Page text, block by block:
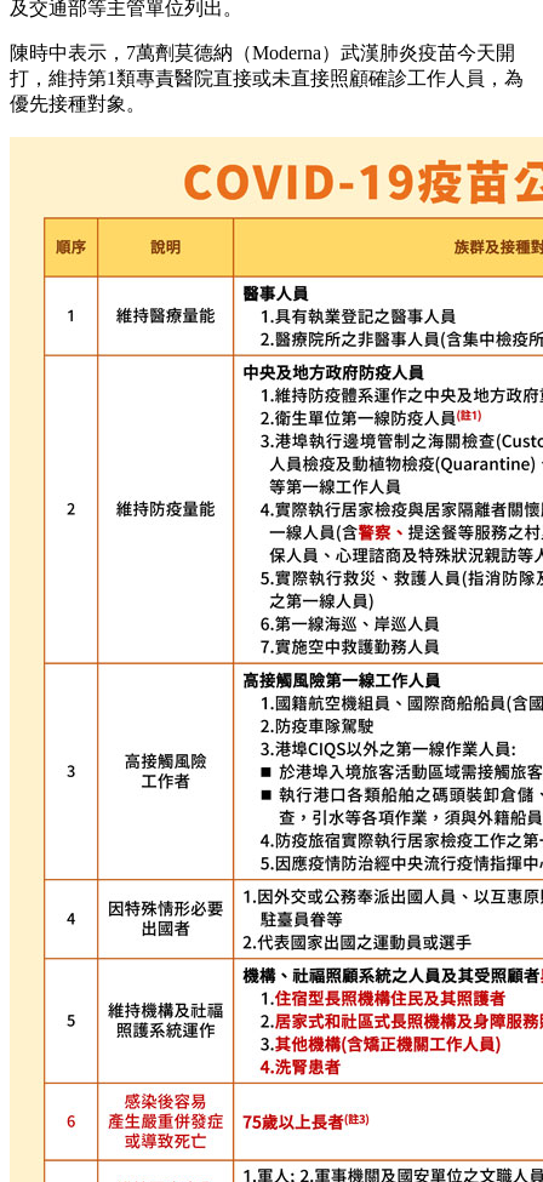
及交通部等主管單位列出。
陳時中表示，7萬劑莫德納（Moderna）武漢肺炎疫苗今天開
打，維持第1類專責醫院直接或未直接照顧確診工作人員，為
優先接種對象。